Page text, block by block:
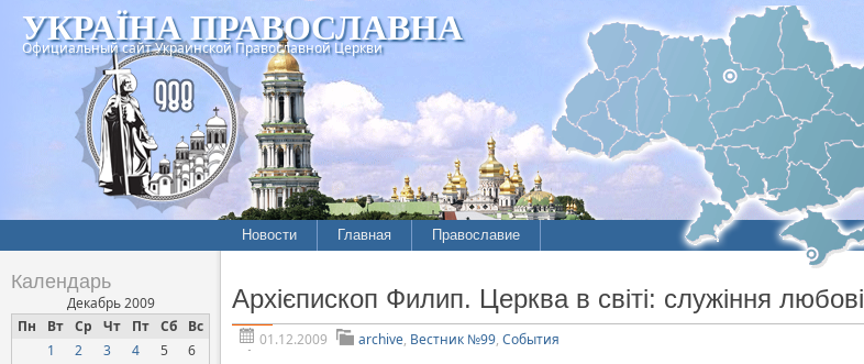
УКРАЇНА ПРАВОСЛАВНА
Официальный сайт Украинской Православной Церкви
Новости
Межконфессиональные
отношения
Нарушения прав
Главная Православие
История
Митрополиты
Календарь
Декабрь 2009
Пн
Вт Ср Чт Пт Сб Вс
1 2 3 4 5
6
Архієпископ Филип. Церква в світі: служіння любові
01.12.2009 archive, Вестник №99, События